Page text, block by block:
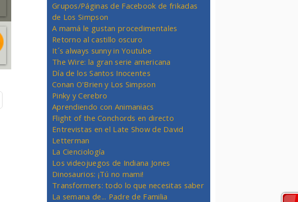
Grupos/Páginas de Facebook de frikadas
de Los Simpson
A mamá le gustan procedimentales
Retorno al castillo oscuro
It´s always sunny in Youtube
The Wire: la gran serie americana
Día de los Santos Inocentes
Conan O'Brien y Los Simpson
Pinky y Cerebro
Aprendiendo con Animaniacs
Flight of the Conchords en directo
Entrevistas en el Late Show de David
Letterman
La Cienciología
Los videojuegos de Indiana Jones
Dinosaurios: ¡Tú no mami!
Transformers: todo lo que necesitas saber
La semana de... Padre de Familia